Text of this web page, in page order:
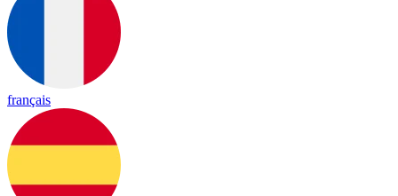
français